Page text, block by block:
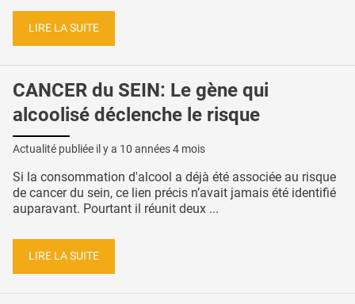
LIRE LA SUITE
CANCER du SEIN: Le gène qui
alcoolisé déclenche le risque
Actualité publiée il y a 10 années 4 mois
Si la consommation d'alcool a déjà été associée au risque
de cancer du sein, ce lien précis n’avait jamais été identifié
auparavant. Pourtant il réunit deux ...
LIRE LA SUITE